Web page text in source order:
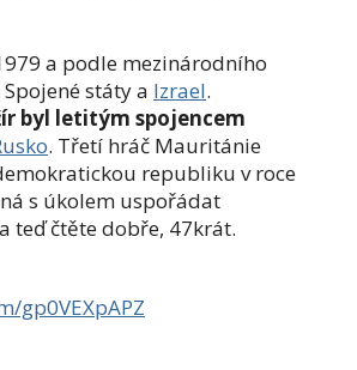
a podle mezinárodního
státy a Izrael.
byl letitým spojencem
. Třetí hráč Mauritánie
republiku v roce
s úkolem uspořádat
teď čtěte dobře, 47krát.
gp0VEXpAPZ